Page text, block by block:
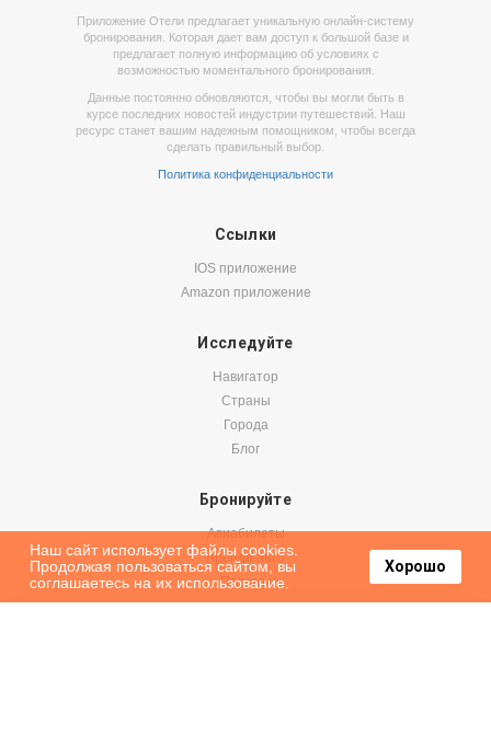
Приложение Отели предлагает уникальную онлайн-систему
бронирования. Которая дает вам доступ к большой базе и
предлагает полную информацию об условиях с
возможностью моментального бронирования.
Данные постоянно обновляются, чтобы вы могли быть в
курсе последних новостей индустрии путешествий. Наш
ресурс станет вашим надежным помощником, чтобы всегда
сделать правильный выбор.
Политика конфиденциальности
Ссылки
IOS приложение
Amazon приложение
Исследуйте
Навигатор
Страны
Города
Блог
Бронируйте
Авиабилеты
Аренда авто
Паромы
Наш сайт использует файлы cookies.
Продолжая пользоваться сайтом, вы
соглашаетесь на их использование.
Хорошо